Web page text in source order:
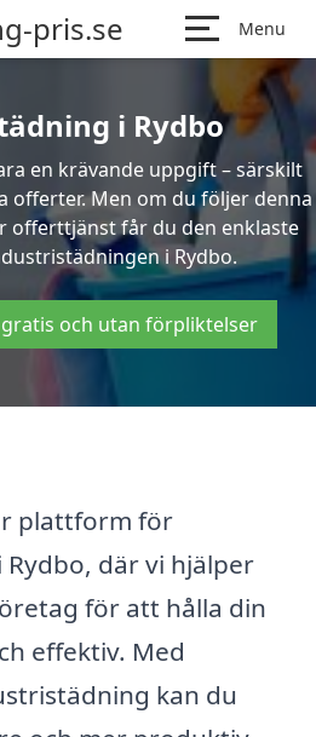
pris.se Menu
i Rydbo
en krävande uppgift – särskilt
offerter. Men om du följer denna
offerttjänst får du den enklaste
i Rydbo.
och utan förpliktelser
plattform för
där vi hjälper
för att hålla din
effektiv. Med
kan du